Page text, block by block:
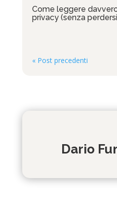
Come leggere
privacy (senza
« Post precedenti
Dario